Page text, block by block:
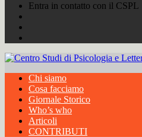
Entra in contatto con il CSPL
Chi siamo
Cosa facciamo
Giornale Storico
Who’s who
Articoli
CONTRIBUTI